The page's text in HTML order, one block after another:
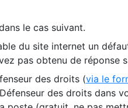
le cas suivant.
du site internet un
pas obtenu de réponse
des droits (via le
des droits dans